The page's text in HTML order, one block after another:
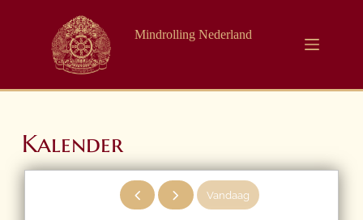
Mindrolling Nederland
Kalender
Vandaag